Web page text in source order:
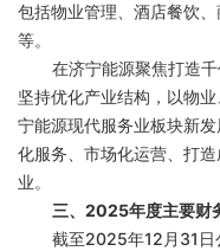
包括物业管理、酒店餐饮
等。
在济宁能源聚焦打造
坚持优化产业结构，以物
宁能源现代服务业板块新
化服务、市场化运营、打
业。
三、2025年度主要财
截至2025年12月31